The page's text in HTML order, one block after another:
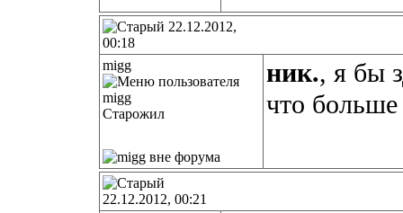
22.12.2012,
00:18
migg
Старожил
ник., я бы
что больше
22.12.2012, 00:21